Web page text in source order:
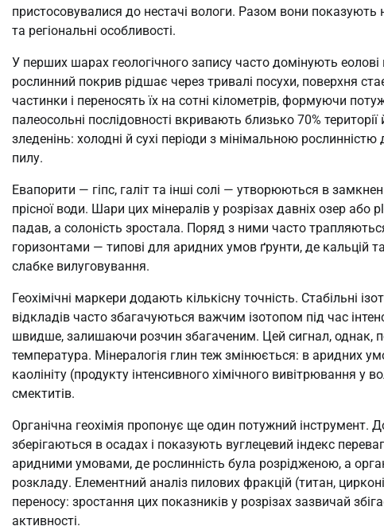
пристосовувалися до нестачі вологи. Разом вони показують
та регіональні особливості.
У перших шарах геологічного запису часто домінують еолові
рослинний покрив рідшає через тривалі посухи, поверхня
частинки і переносять їх на сотні кілометрів, формуючи
палеосольні послідовності вкривають близько 70%
зледенінь: холодні й сухі періоди з мінімальною
пилу.
Евапорити — гіпс, галіт та інші солі — утворюються в
прісної води. Шари цих мінералів у розрізах давніх озер або
падав, а солоність зростала. Поряд з ними часто
горизонтами — типові для аридних умов ґрунти, де кальцій
слабке вилуговування.
Геохімічні маркери додають кількісну точність. Стабільні
відкладів часто збагачуються важчим ізотопом під час
швидше, залишаючи розчин збагаченим. Цей сигнал, однак,
температура. Мінералогія глин теж змінюється: в аридних
каолініту (продукту інтенсивного хімічного вивітрювання у
смектитів.
Органічна геохімія пропонує ще один потужний інструмент.
зберігаються в осадах і показують вуглецевий індекс
аридними умовами, де рослинність була розрідженою, а
розкладу. Елементний аналіз пилових фракцій (титан,
переносу: зростання цих показників у розрізах зазвичай
активності.